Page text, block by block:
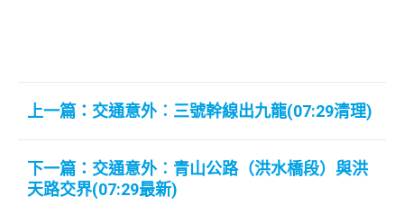
上一篇：交通意外︰三號幹線出九龍(07:29清理)
下一篇：交通意外︰青山公路（洪水橋段）與洪
天路交界(07:29最新)